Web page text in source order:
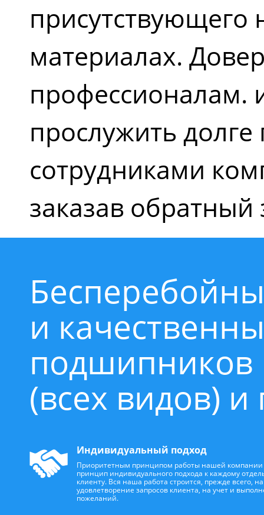
присутствующего
материалах.
профессионалам.
прослужить
сотрудниками
заказав
и
подшипников
(всех видов)
Индивидуальный подход
Приоритетным принципом работы нашей компании
принцип индивидуального подхода к каждому
клиенту. Вся наша работа строится, прежде всего, на
удовлетворение запросов клиента, на учет и
пожеланий.